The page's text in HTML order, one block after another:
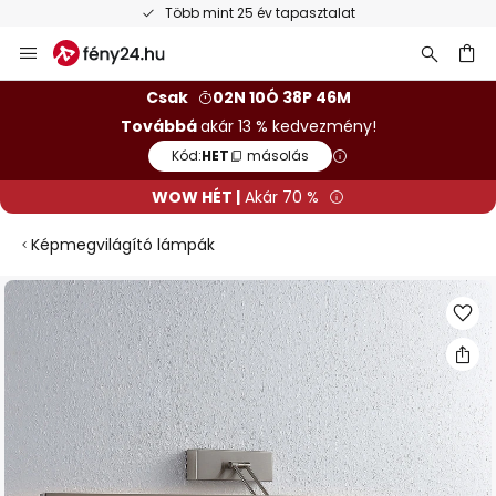
Több mint 25 év tapasztalat
Ugrás
a
Csak
02N 10Ó 38P 45M
Továbbáakár 13 % kedvezmény!
Kód:HET másolás
WOW HÉT | Akár 70 %
Képmegvilágító lámpák
Ugrás
a
képgaléria
végére